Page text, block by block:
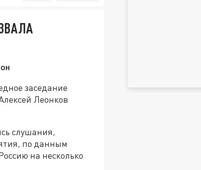
заседание
Леонков
слушания,
по данным
на несколько